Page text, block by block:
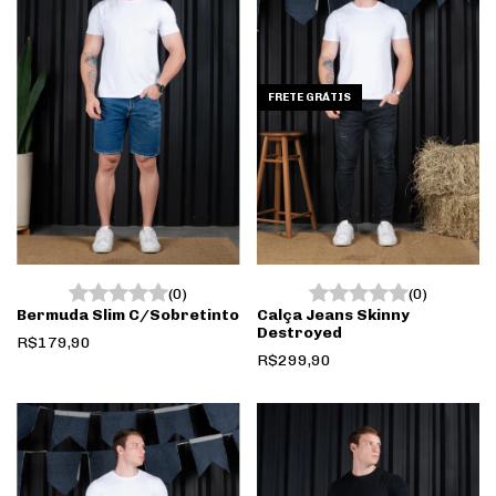
Use o cupom:
PRIMEIRACOMPRA
4,9
DEPOIMENTOS DE ALGUNS CONSUMIDORES
Geyson Bonifácio
casa. Meu amigo, eu nunca fiquei tão satisfeito
de primeira qualidade, ficou do jeitinho que gosto
no meu corpo. Não deixo de comprar mais nessa
(0)
Bermuda Slim C/Sobretinto
R$179,90
FRETE GRÁTIS
(0)
Calça Jeans Skinny
Destroyed
R$299,90